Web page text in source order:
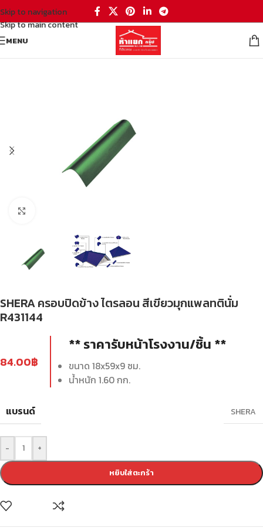
Skip to navigation
Skip to main content
MENU
วัสดุก่อสร้าง/กระเบื้องหลังคา
SHERA ครอบปิดข้าง ไตรลอน สีเขียวมุกแพลทตินั่ม
R431144
84.00฿
** ราคารับหน้าโรงงาน/ชิ้น **
ขนาด 18x59x9 ซม.
น้ำหนัก 1.60 กก.
แบรนด์ SHERA
- +
หยิบใส่ตะกร้า